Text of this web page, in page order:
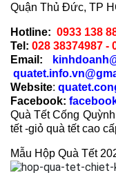
Quận Thủ Đức, TP
Hotline: 0933 138
Tel: 028 38374987 -
Email:
Website:
Facebook:
Quà Tết Cống
tết -giỏ quà tết cao
Mẫu Hộp Quà Tết